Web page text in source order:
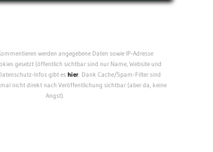
werden angegebene Daten sowie IP-Adresse
gesetzt (öffentlich sichtbar sind nur Name, Website und
Infos gibt eshier. Dank Cache/Spam-Filter sind
nicht direkt nach Veröffentlichung sichtbar (aber da, keine
Angst).